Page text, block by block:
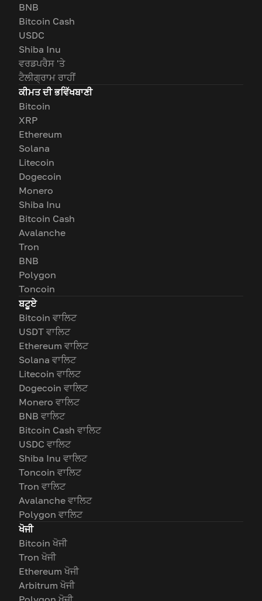
BNB
Bitcoin Cash
USDC
Shiba Inu
ਵਰਡਪਰੈਸ 'ਤੇ
ਟੈਲੀਗ੍ਰਾਮ ਰਾਹੀਂ
ਕੀਮਤ ਦੀ ਭਵਿੱਖਬਾਣੀ
Bitcoin
XRP
Ethereum
Solana
Litecoin
Dogecoin
Monero
Shiba Inu
Bitcoin Cash
Avalanche
Tron
BNB
Polygon
Toncoin
ਬਟੂਏ
Bitcoin ਵਾਲਿਟ
USDT ਵਾਲਿਟ
Ethereum ਵਾਲਿਟ
Solana ਵਾਲਿਟ
Litecoin ਵਾਲਿਟ
Dogecoin ਵਾਲਿਟ
Monero ਵਾਲਿਟ
BNB ਵਾਲਿਟ
Bitcoin Cash ਵਾਲਿਟ
USDC ਵਾਲਿਟ
Shiba Inu ਵਾਲਿਟ
Toncoin ਵਾਲਿਟ
Tron ਵਾਲਿਟ
Avalanche ਵਾਲਿਟ
Polygon ਵਾਲਿਟ
ਖੋਜੀ
Bitcoin ਖੋਜੀ
Tron ਖੋਜੀ
Ethereum ਖੋਜੀ
Arbitrum ਖੋਜੀ